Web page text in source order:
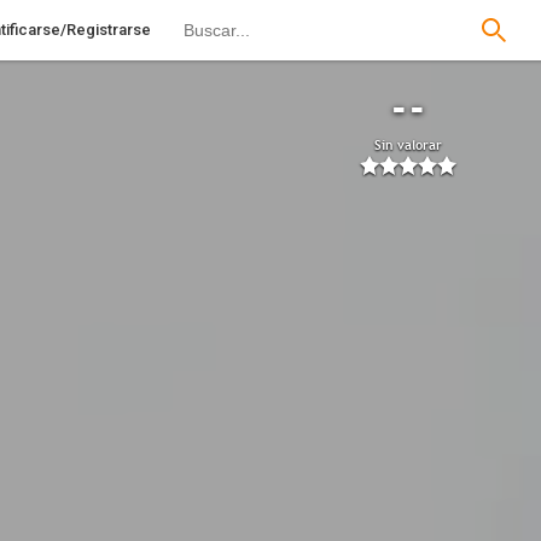
Registrarse
--
Sin valorar